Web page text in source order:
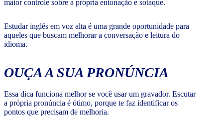
maior controle sobre a própria entonação e sotaque.
Estudar inglês em voz alta é uma grande oportunidade para
aqueles que buscam melhorar a conversação e leitura do
idioma.
OUÇA A SUA PRONÚNCIA
Essa dica funciona melhor se você usar um gravador. Escutar
a própria pronúncia é ótimo, porque te faz identificar os
pontos que precisam de melhoria.